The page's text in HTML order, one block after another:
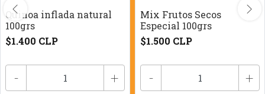
Quinoa inflada natural
100grs
$1.400 CLP
- +
Mix Frutos Secos
Especial 100grs
$1.500 CLP
- +